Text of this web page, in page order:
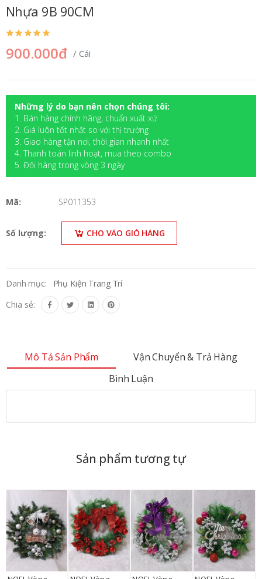
Nhựa 9B 90CM
900.000đ / Cái
Những lý do bạn nên chọn chúng tôi:
1. Bán hàng chính hãng, chuẩn xuất xứ
2. Giá luôn tốt nhất so với thị trường
3. Giao hàng tận nơi, thời gian nhanh nhất
4. Thanh toán linh hoạt, mua theo combo
5. Đối hàng trong vòng 3 ngày
Mã: SP011353
Số lượng: CHO VÀO GIỎ HÀNG
Danh mục:
Phụ Kiện Trang Trí
Chia sẻ:
Mô Tả Sản Phẩm
Vận Chuyển & Trả Hàng
Bình Luận
Sản phẩm tương tự